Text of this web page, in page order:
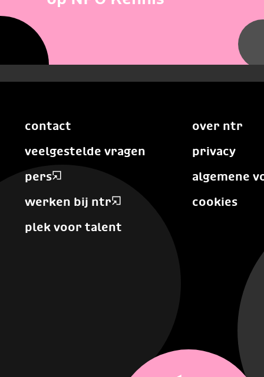
contact
veelgestelde vragen
pers
werken bij ntr
plek voor talent
over ntr
privacy
algemene
cookies